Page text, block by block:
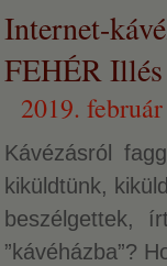
Internet-
FEHÉR Illés
2019.
Kávézásról
kiküldtünk,
beszélgettek,
”kávéházba”?